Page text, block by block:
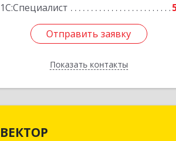
1С:Специалист
Отправить заявку
Показать контакты
Отправить заявку
Назад
ВЕКТОР